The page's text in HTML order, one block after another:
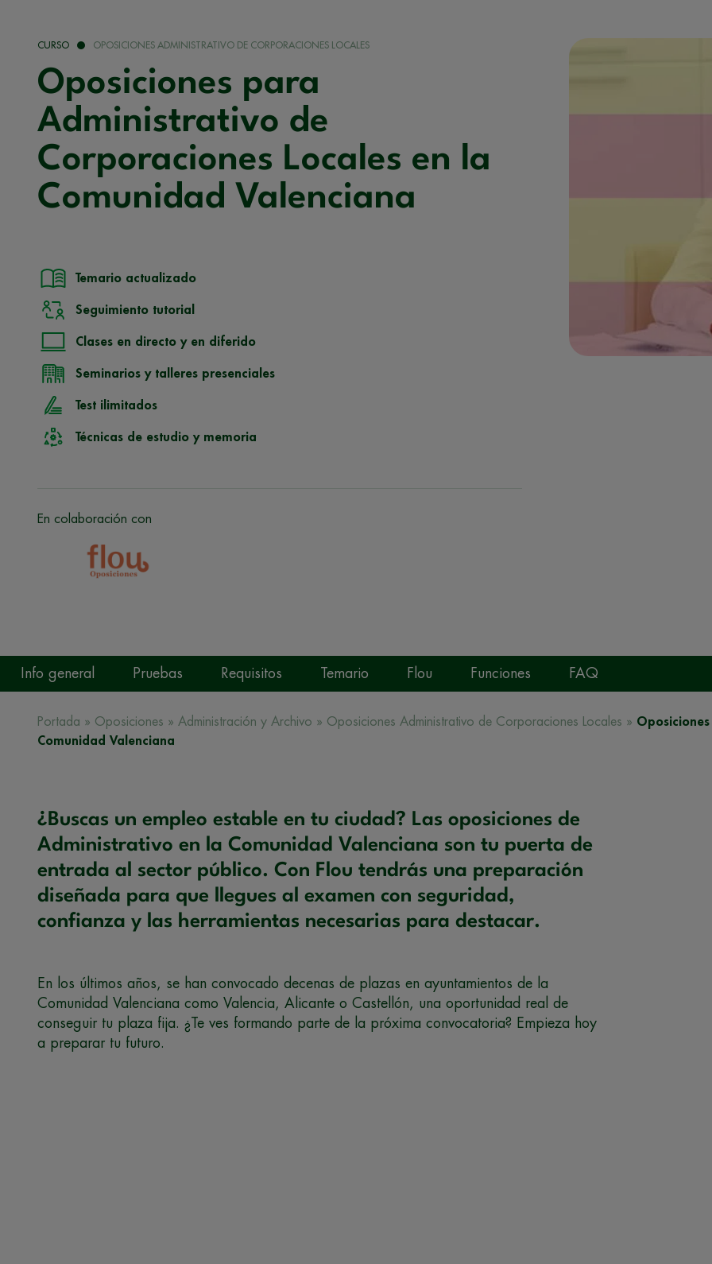
CURSO OPOSICIONES ADMINISTRATIVO DE CORPORACIONES LOCALES
Oposiciones para
Administrativo de
Corporaciones Locales en la
Comunidad Valenciana
Temario actualizado
Seguimiento tutorial
Clases en directo y en diferido
Seminarios y talleres presenciales
Test ilimitados
Técnicas de estudio y memoria
En colaboración con
Info general Pruebas Requisitos Temario Flou Funciones FAQ
Portada » Oposiciones » Administración y Archivo » Oposiciones Administrativo de Corporaciones Locales »
Comunidad Valenciana
¿Buscas un empleo estable en tu ciudad? Las oposiciones de
Administrativo en la Comunidad Valenciana son tu puerta de
entrada al sector público. Con Flou tendrás una preparación
diseñada para que llegues al examen con seguridad,
confianza y las herramientas necesarias para destacar.
En los últimos años, se han convocado decenas de plazas en ayuntamientos de la
Comunidad Valenciana como Valencia, Alicante o Castellón, una oportunidad real de
conseguir tu plaza fija. ¿Te ves formando parte de la próxima convocatoria? Empieza hoy
a preparar tu futuro.